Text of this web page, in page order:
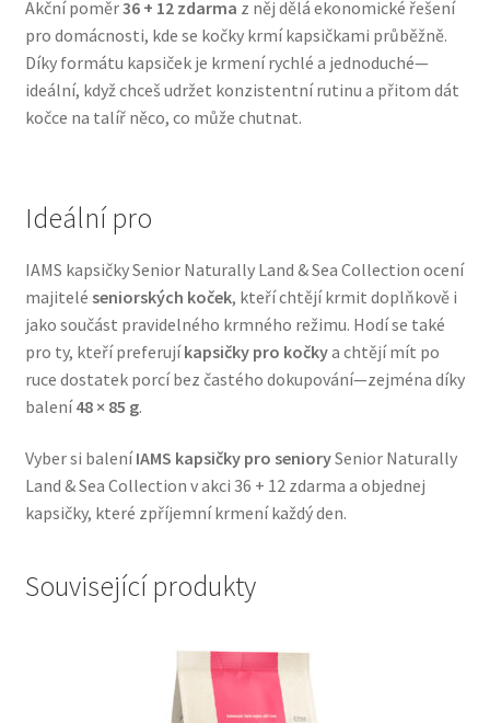
Royal Canin pro psy
Veterinární dieta pro psy
Wolf of Wilderness
Akční poměr36 + 12 zdarma z něj dělá ekonomické řešení
pro domácnosti, kde se kočky krmí kapsičkami průběžně.
Díky formátu kapsiček je krmení rychlé a jednoduché—
ideální, když chceš udržet konzistentní rutinu a přitom dát
kočce na talíř něco, co může chutnat.
Ideální pro
IAMS kapsičky Senior Naturally Land & Sea Collection ocení
majitelé seniorských koček, kteří chtějí krmit doplňkově i
jako součást pravidelného krmného režimu. Hodí se také
pro ty, kteří preferujíkapsičky pro kočkya chtějí mít po
ruce dostatek porcí bez častého dokupování—zejména díky
balení48 × 85 g.
Vyber si baleníIAMS kapsičky pro seniorySenior Naturally
Land & Sea Collection v akci 36 + 12 zdarma a objednej
kapsičky, které zpříjemní krmení každý den.
Související produkty